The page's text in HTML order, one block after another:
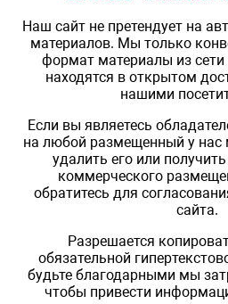
Наш сайт не претендует на
материалов. Мы только
формат материалы из сети
находятся в открытом
нашими
Если вы являетесь
на любой размещенный у нас
удалить его или
коммерческого
обратитесь для
сайта.
Разрешается
обязательной
будьте благодарными мы
чтобы привести